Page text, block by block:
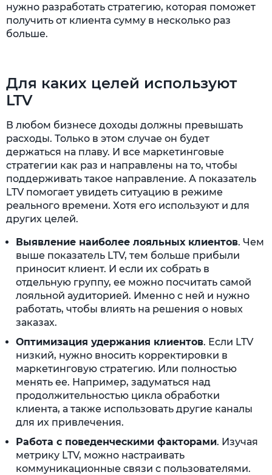
нужно разработать стратегию, которая поможет
получить от клиента сумму в несколько раз
больше.
Для каких целей используют
LTV
В любом бизнесе доходы должны превышать
расходы. Только в этом случае он будет
держаться на плаву. И все маркетинговые
стратегии как раз и направлены на то, чтобы
поддерживать такое направление. А показатель
LTV помогает увидеть ситуацию в режиме
реального времени. Хотя его используют и для
других целей.
Выявление наиболее лояльных клиентов. Чем
выше показатель LTV, тем больше прибыли
приносит клиент. И если их собрать в
отдельную группу, ее можно посчитать самой
лояльной аудиторией. Именно с ней и нужно
работать, чтобы влиять на решения о новых
заказах.
Оптимизация удержания клиентов. Если LTV
низкий, нужно вносить корректировки в
маркетинговую стратегию. Или полностью
менять ее. Например, задуматься над
продолжительностью цикла обработки
клиента, а также использовать другие каналы
для их привлечения.
Работа с поведенческими факторами. Изучая
метрику LTV, можно настраивать
коммуникационные связи с пользователями.